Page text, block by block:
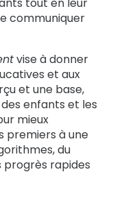
communiquer
vise à donner
et aux
et une base,
enfants et les
mieux
premiers à une
du
progrès rapides